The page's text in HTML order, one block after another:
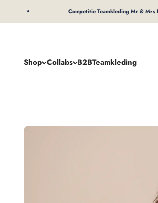
Competitie Teamkleding Mr & Mrs Padel
Shop Collabs B2BTeamkleding